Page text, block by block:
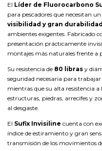
El Líder de Fluorocarbono
para pescadores que necesitan
visibilidad y gran durabilidad
ambientes exigentes. Fabricado
presentación prácticamente
montajes más naturales frente a
Su resistencia de 80 libras y
seguridad necesaria para
mientras que su alta resistencia
estructuras, piedras, arrecifes y
al desgaste.
El Sufix Invisiline cuenta con
índice de estiramiento y gran
transmisión de los movimientos